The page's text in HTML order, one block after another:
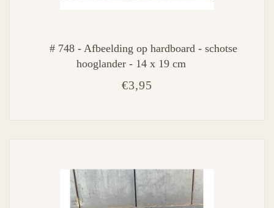
# 748 - Afbeelding op hardboard - schotse
hooglander - 14 x 19 cm
€3,95